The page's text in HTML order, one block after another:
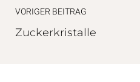
VORIGER BEITRAG
Zuckerkristalle